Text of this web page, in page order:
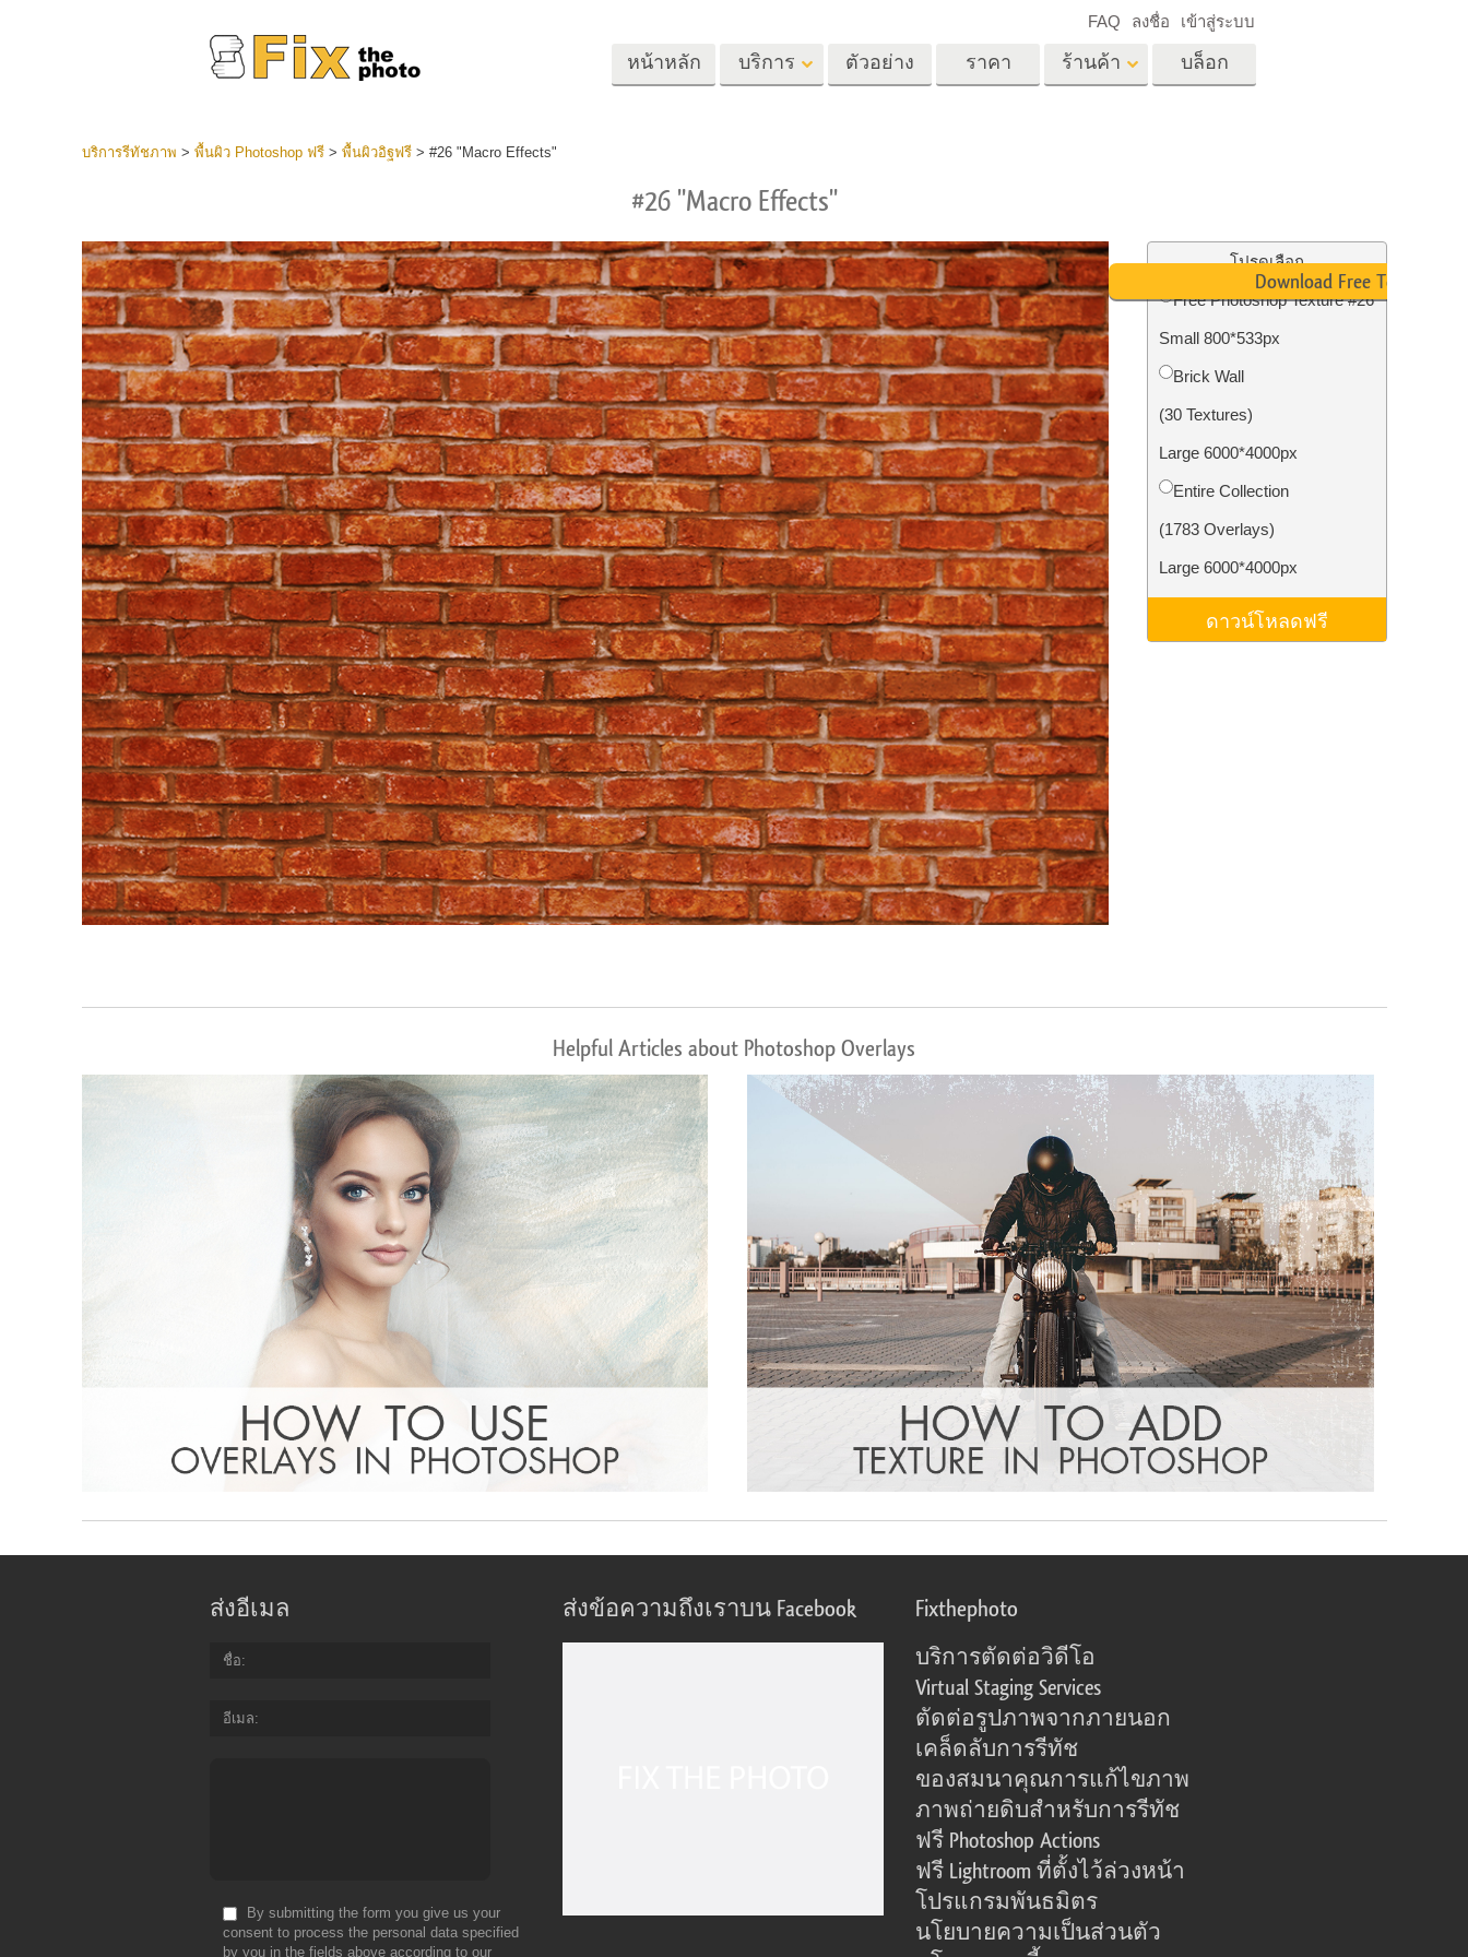
หน้าหลัก บริการ
อสังหาริมทรัพย์
บริการแก้ไขภาพงาน
แต่งงาน
โมเดลเสื้อผ้าที่สร้างโดย AI การจัดการรูปภาพ ถ่ายรูปเป็นบริการ
บริการรีทัชสินค้า บริการรีทัชเครื่องประดับ ข้อมูลการฝึกอบรม AI Video Editing Services
ตัวอย่าง ราคา ร้านค้า
Lightroom
คอลเลคชันที่ตั้งไว้ล่วง
หน้า LR ทั้งชุด
พรีเซ็ตข้อเสนอที่ดีที่สุด
คอลเลกชันมือถือ
Photoshop Actions
โอเวอร์เลย์ Photoshop
Photoshop Textures
Ps Actions คอลเลกชัน
ทั้งหมด
Ps ซ้อนทับคอลเลกชัน
ทั้งหมด
การ์ดวันวาเลนไทน์
คำเชิญงานแต่งงาน
คำเชิญวันเกิดของเด็ก
บล็อก
FAQ ลงชื่อ เข้าสู่ระบบ
บริการรีทัชภาพ > พื้นผิว Photoshop ฟรี> พื้นผิวอิฐฟรี> #26 "Macro Effects"
#26 "Macro Effects"
โปรดเลือก
Free Photoshop Texture #26
Small 800*533px
Brick Wall
(30 Textures)
Large 6000*4000px
Entire Collection
(1783 Overlays)
Large 6000*4000px
ดาวน์โหลดฟรี
Download Free Texture
Helpful Articles about Photoshop Overlays
ส่งอีเมล
ชื่อ
อีเมล
By submitting the form you give us your
consent to process the personal data specified
by you in the fields above according to our
ส่งข้อความถึงเราบน Facebook Fixthephoto
บริการตัดต่อวิดีโอ
Virtual Staging Services
ตัดต่อรูปภาพจากภายนอก
เคล็ดลับการรีทัช
ของสมนาคุณการแก้ไขภาพ
ภาพถ่ายดิบสำหรับการรีทัช
ฟรี Photoshop Actions
ฟรี Lightroom ที่ตั้งไว้ล่วงหน้า
โปรแกรมพันธมิตร
นโยบายความเป็นส่วนตัว